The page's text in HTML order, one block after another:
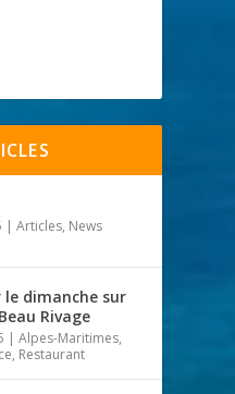
|Articles, News
le dimanche sur
Rivage
|Alpes-Maritimes,
, Restaurant